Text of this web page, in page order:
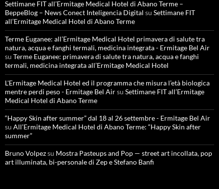
Settimane FIT all’Ermitage Medical Hotel di Abano Terme –
BeppeBlog – News Conect Inteligencia Digital su Settimane FIT
all’Ermitage Medical Hotel di Abano Terme
Terme Euganee: all’Ermitage Medical Hotel primavera di salute tra
natura, acqua e fanghi termali, medicina integrata - Ermitage Bel Air
su Terme Euganee: primavera di salute tra natura, acqua e fanghi
termali, medicina integrata all’Ermitage Medical Hotel
L'Ermitage Medical Hotel ed il programma che misura l’età biologica
mentre perdi peso - Ermitage Bel Airsu Settimane FIT all’Ermitage
Medical Hotel di Abano Terme
“Happy Skin after summer” dal 18 al 26 settembre - Ermitage Bel Air
su All’Ermitage Medical Hotel di Abano Terme: “Happy Skin after
summer”
Bruno Volpezsu Mostra Pasteups and Pop — street art incollata, pop
art illuminata, bi-personale di Zep e Stefano Banfi